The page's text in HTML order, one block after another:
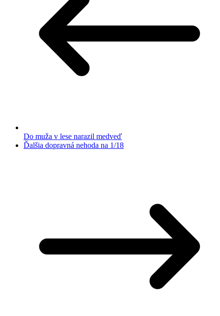
Do muža v lese narazil medveď
Ďalšia dopravná nehoda na 1/18